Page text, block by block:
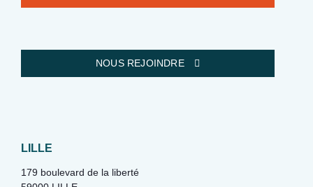
NOUS REJOINDRE
LILLE
179 boulevard de la liberté